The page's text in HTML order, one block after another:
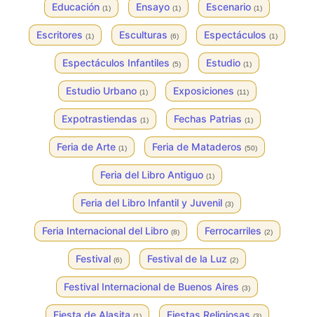
Educación (1) Ensayo (1) Escenario (1)
Escritores (1) Esculturas (6) Espectáculos (1)
Espectáculos Infantiles (5) Estudio (1)
Estudio Urbano (1) Exposiciones (11)
Expotrastiendas (1) Fechas Patrias (1)
Feria de Arte (1) Feria de Mataderos (50)
Feria del Libro Antiguo (1)
Feria del Libro Infantil y Juvenil (3)
Feria Internacional del Libro (8) Ferrocarriles (2)
Festival (6) Festival de la Luz (2)
Festival Internacional de Buenos Aires (3)
Fiesta de Alasita Fiestas Religiosas